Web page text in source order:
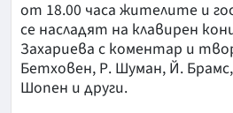
от 18.00 часа жителите и
се насладят на клавирен
Захариева с коментар и
Бетховен, Р. Шуман, Й.
Шопен и други.